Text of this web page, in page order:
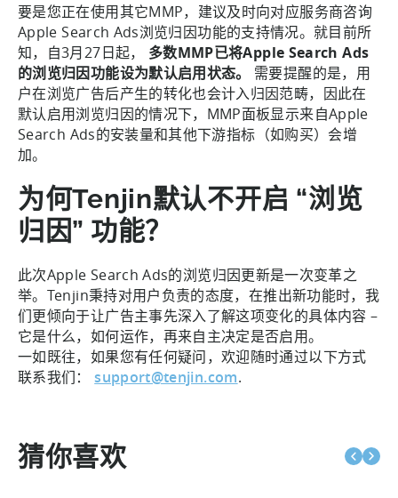
要是您正在使用其它MMP，建议及时向对应服务商咨询
Apple Search Ads浏览归因功能的支持情况。就目前所
知，自3月27日起， 多数MMP已将Apple Search Ads
的浏览归因功能设为默认启用状态。
需要提醒的是，用
户在浏览广告后产生的转化也会计入归因范畴，因此在
默认启用浏览归因的情况下，MMP面板显示来自Apple
Search Ads的安装量和其他下游指标（如购买）会增
加。
为何Tenjin默认不开启 “浏览
归因” 功能？
此次Apple Search Ads的浏览归因更新是一次变革之
举。Tenjin秉持对用户负责的态度，在推出新功能时，我
们更倾向于让广告主事先深入了解这项变化的具体内容 –
它是什么，如何运作，再来自主决定是否启用。
一如既往，如果您有任何疑问，欢迎随时通过以下方式
联系我们：support@tenjin.com.
猜你喜欢